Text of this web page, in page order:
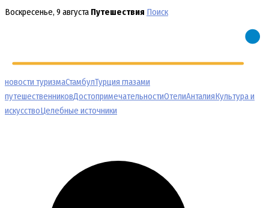
Перейти
Воскресенье, 9 августа Путешествия Поиск
новости туризмаСтамбулТурция глазами
путешественниковДостопримечательностиОтелиАнталияКультура и
искусствоЦелебные источники